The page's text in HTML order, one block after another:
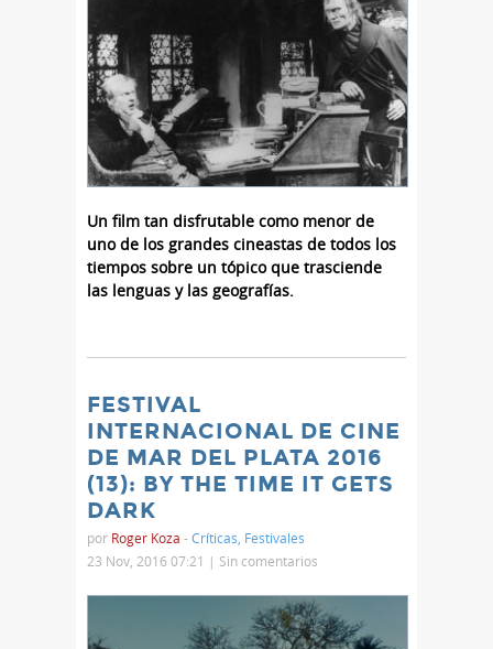
Un film tan disfrutable como menor de
uno de los grandes cineastas de todos los
tiempos sobre un tópico que trasciende
las lenguas y las geografías.
FESTIVAL
INTERNACIONAL DE CINE
DE MAR DEL PLATA 2016
(13): BY THE TIME IT GETS
DARK
por Roger Koza -Críticas Festivales
23 Nov, 2016 07:21 | Sin comentarios